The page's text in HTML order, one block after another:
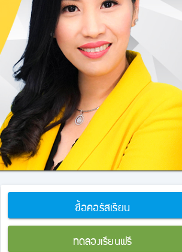
ซื้อคอร์สเรียน
ทดลองเรียนฟรี